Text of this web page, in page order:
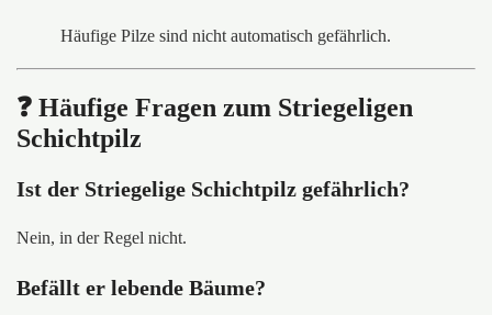
Häufige Pilze sind nicht automatisch gefährlich.
❓ Häufige Fragen zum Striegeligen
Schichtpilz
Ist der Striegelige Schichtpilz gefährlich?
Nein, in der Regel nicht.
Befällt er lebende Bäume?